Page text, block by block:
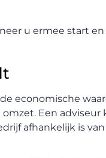
u ermee start
economische
Een adviseur
afhankelijk is